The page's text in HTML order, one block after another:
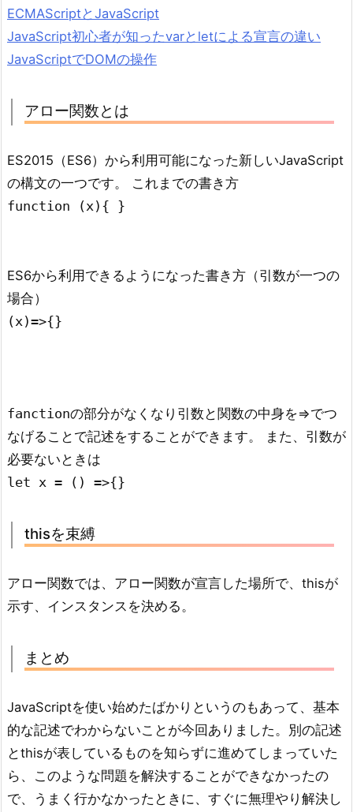
ECMAScriptとJavaScript
JavaScript初心者が知ったvarとletによる宣言の違い
JavaScriptでDOMの操作
アロー関数とは
ES2015（ES6）から利用可能になった新しいJavaScript
の構文の一つです。 これまでの書き方
function (x){ }
ES6から利用できるようになった書き方（引数が一つの
場合）
(x)=>{}
fanctionの部分がなくなり引数と関数の中身を=>でつ
なげることで記述をすることができます。 また、引数が
必要ないときは
let x = () =>{}
thisを束縛
アロー関数では、アロー関数が宣言した場所で、thisが
示す、インスタンスを決める。
まとめ
JavaScriptを使い始めたばかりというのもあって、基本
的な記述でわからないことが今回ありました。別の記述
とthisが表しているものを知らずに進めてしまっていた
ら、このような問題を解決することができなかったの
で、うまく行かなかったときに、すぐに無理やり解決し